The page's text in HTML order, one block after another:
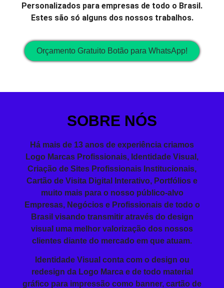
Personalizados para empresas de todo o Brasil.
Estes são só alguns dos nossos trabalhos.
Orçamento Gratuito Botão para WhatsApp!
SOBRE NÓS
Há mais de 13 anos de experiência criamos
Logo Marcas Profissionais, Identidade Visual ,
Criação de Sites Profissionais Institucionais,
Cartão de Visita Digital Interativo, Portfólios e
muito mais para o nosso público-alvo
Empresas, Negócios e Profissionais de todo o
Brasil visando transmitir através do design
visual uma melhor valorização dos nossos
clientes diante do mercado em que atuam.
Identidade Visual conta com o design ou
redesign da Logo Marca e de todo material
gráfico para impressão como banner, cartão de